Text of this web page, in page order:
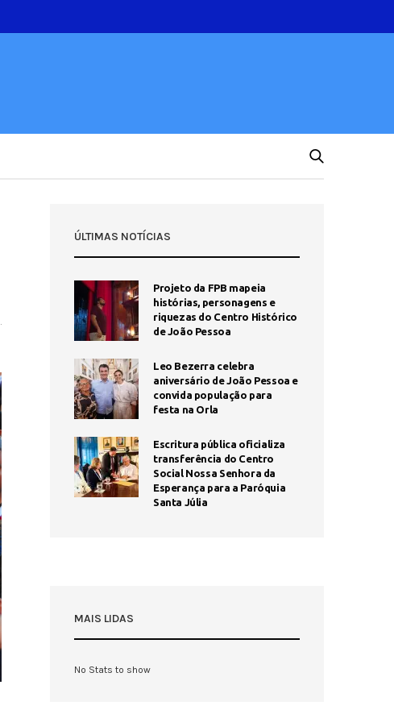
ÚLTIMAS NOTÍCIAS
Projeto da FPB mapeia
histórias, personagens e
riquezas do Centro Histórico
de João Pessoa
Leo Bezerra celebra
aniversário de João Pessoa e
convida população para
festa na Orla
Escritura pública oficializa
transferência do Centro
Social Nossa Senhora da
Esperança para a Paróquia
Santa Júlia
MAIS LIDAS
No Stats to show